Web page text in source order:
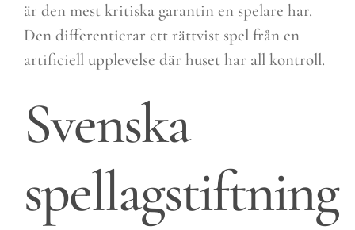
är den mest kritiska garantin en spelare har.
Den differentierar ett rättvist spel från en
artificiell upplevelse där huset har all kontroll.
Svenska
spellagstiftning